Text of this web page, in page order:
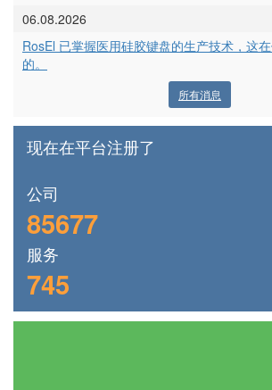
06.08.2026
RosEl 已掌握医用硅胶键盘的生产技术，这
的。
所有消息
现在在平台注册了
公司
85677
服务
745